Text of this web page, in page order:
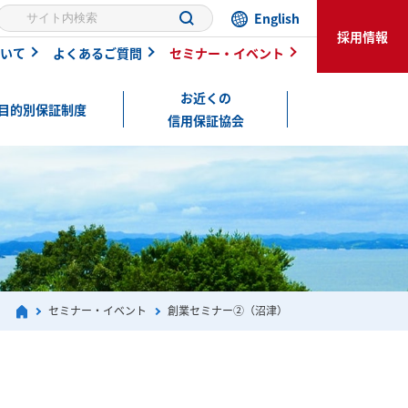
English
て
よくあるご質問 セミナー・イベント
採用情報
的別保証制度
お近くの
信用保証協会
セミナー・イベント 創業セミナー②（沼津）